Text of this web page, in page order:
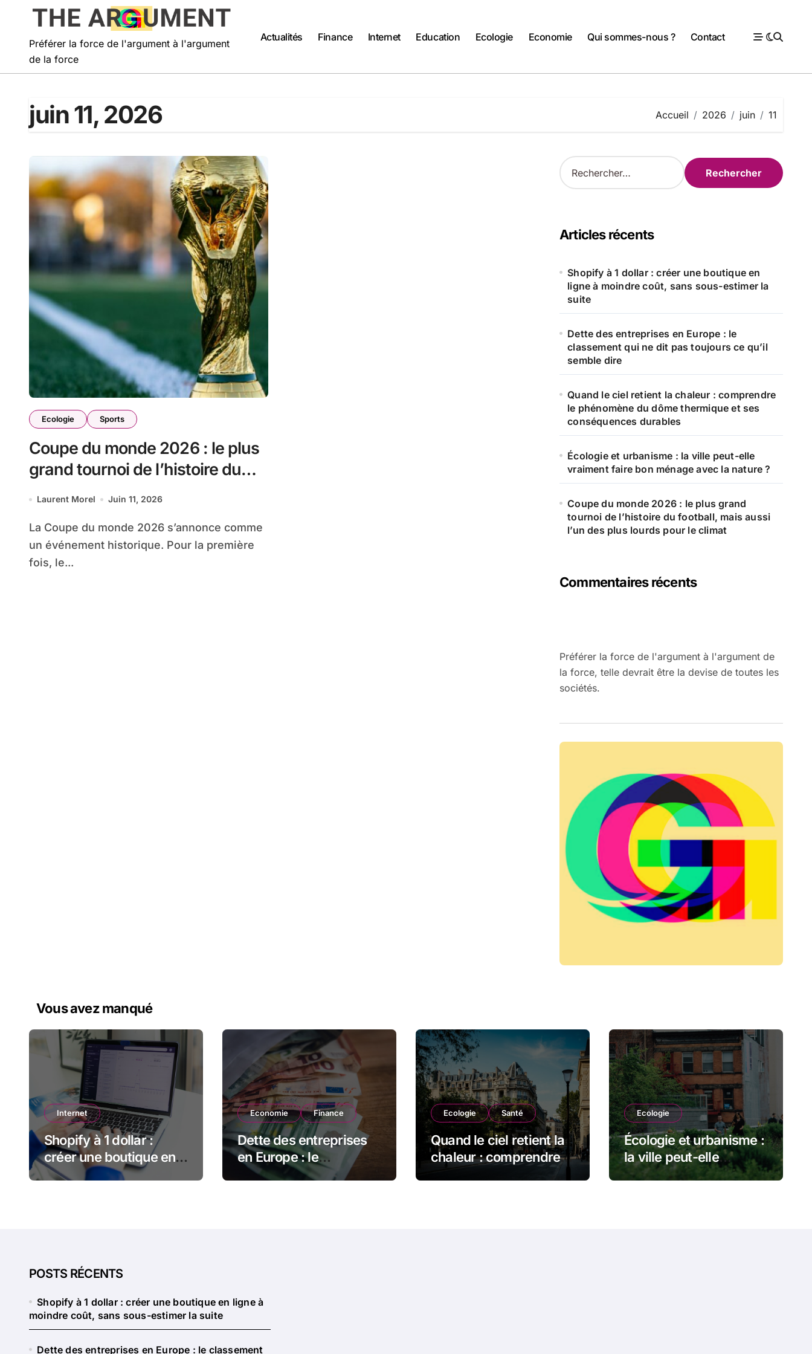
Préférer la force de l'argument à l'argument
de la force
Actualités Finance Internet Education Ecologie Economie Qui sommes-nous ? Contact
juin 11, 2026 Accueil 2026 juin 11
Ecologie Sports
Coupe du monde 2026 : le plus
grand tournoi de l’histoire du
football, mais aussi l’un des plus
Laurent Morel Juin 11, 2026
La Coupe du monde 2026 s’annonce comme
un événement historique. Pour la première
fois, le...
R
e
r
c
e
Articles récents
Shopify à 1 dollar : créer une boutique en
ligne à moindre coût, sans sous-estimer la
suite
Dette des entreprises en Europe : le
classement qui ne dit pas toujours ce qu’il
semble dire
Quand le ciel retient la chaleur : comprendre
le phénomène du dôme thermique et ses
conséquences durables
Écologie et urbanisme : la ville peut-elle
vraiment faire bon ménage avec la nature ?
Coupe du monde 2026 : le plus grand
tournoi de l’histoire du football, mais aussi
l’un des plus lourds pour le climat
Commentaires récents
Préférer la force de l'argument à l'argument de
la force, telle devrait être la devise de toutes les
sociétés.
Vous avez manqué
Internet
Shopify à 1 dollar :
créer une boutique en
ligne à moindre coût,
Economie Finance
Dette des entreprises
en Europe : le
classement qui ne dit
Ecologie Santé
Quand le ciel retient la
chaleur : comprendre le
Ecologie
Écologie et urbanisme :
la ville peut-elle
vraiment faire bon
POSTS RÉCENTS
Shopify à 1 dollar : créer une boutique en ligne à
moindre coût, sans sous-estimer la suite
Dette des entreprises en Europe : le classement